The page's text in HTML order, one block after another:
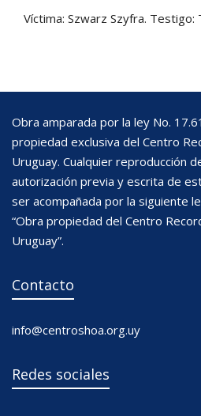
Víctima: Szwarz Szyfra. Testigo:
Obra amparada por la ley No.
propiedad exclusiva del Centro
Uruguay. Cualquier reproducción
autorización previa y escrita de
ser acompañada por la siguiente
“Obra propiedad del Centro
Uruguay”.
Contacto
info@centroshoa.org.uy
Redes sociales